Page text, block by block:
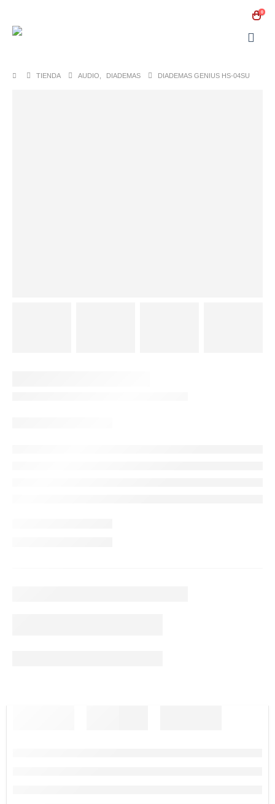
0
TIENDA AUDIO DIADEMAS DIADEMAS GENIUS HS-04SU